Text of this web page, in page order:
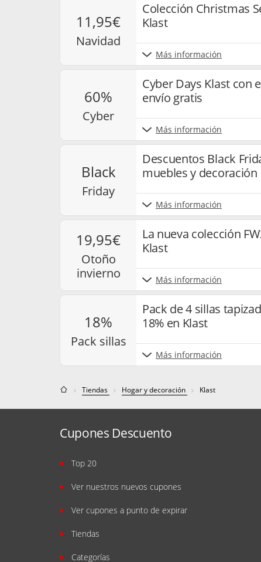
11,95€
navidad
Colección Christmas
Klast
Más información
60%
cyber
Cyber Days Klast con
envío gratis
Más información
black
friday
Descuentos Black
muebles y decoración
Más información
19,95€
otoño
invierno
La nueva colección
Klast
Más información
18%
pack sillas
Pack de 4 sillas
18% en Klast
Más información
Tiendas Hogar y decoración Klast
Cupones Descuento
Top 20
Ver nuestros nuevos cupones
Ver cupones a punto de expirar
Tiendas
Categorías